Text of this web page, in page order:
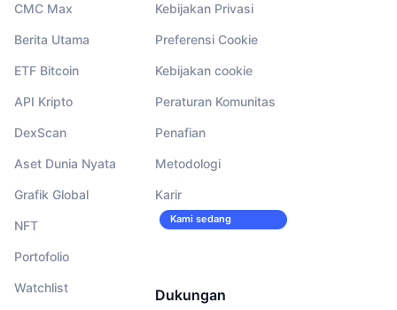
CMC Max
Berita Utama
ETF Bitcoin
API Kripto
DexScan
Aset Dunia Nyata
Grafik Global
NFT
Portofolio
Watchlist
Kebijakan Privasi
Preferensi Cookie
Kebijakan cookie
Peraturan Komunitas
Penafian
Metodologi
Karir
Kami sedang
Dukungan